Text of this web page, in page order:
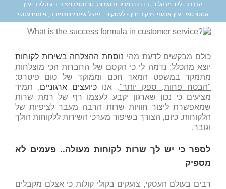
הדרכה וליווי מנהלים, הדרכת מכירות ושרות, טרנספורמציה דיגיטלית, יעוץ
אסטרטגי, יעוץ ארגוני,מיקור חוץ - לעסקים., ניהול שינויים וצמיחה,פיתוח עסקי
כולם מבקשים לדעת מהי נוסחת ההצלחה בשירות לקוחות
יוצא מהכלל: נדמה לי כי הקסם של החברות הכי מוצלחות
מתמקד במשפט המאד חכם וממוקד של טום פיטרס:
"הבטח פחות, ספק יותר". אנו כיועצים ארגוניים, תמיד
מציעים כי נכון שארגון יקבע לעצמו רף של רמת שרות
שמאפשרת ליצור חוויות שרות הרבה מעבר לציפיות של
הלקוחות. כיום, הצורך בשיפור מערכי השירות ללקוחות הולך
וגובר.
לספר כי יש לך שרות לקוחות מעולה.. פעמים לא
מספיק
רבים בעולם העסקי, צועקים בקולי קולות כי אצלם מקבלים